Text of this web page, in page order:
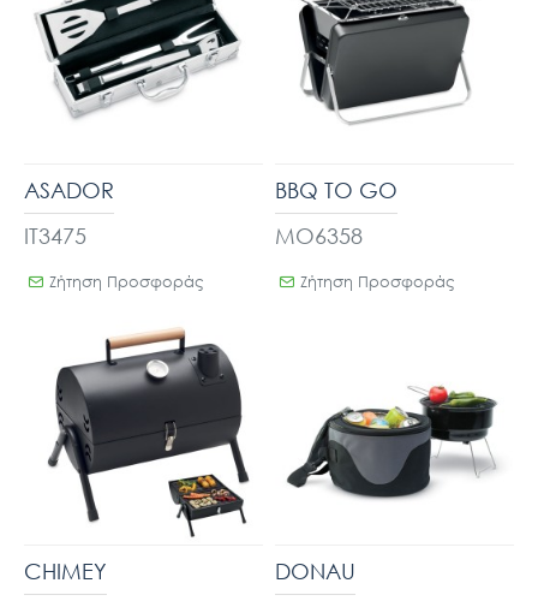
IT3475
ASADOR
Ζήτηση Προσφοράς
MO6358
BBQ TO GO
Ζήτηση Προσφοράς
CHIMEY DONAU